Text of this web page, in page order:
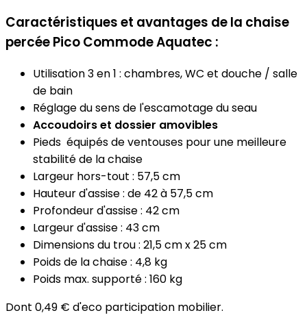
Caractéristiques et avantages de la chaise
percée Pico Commode Aquatec :
Utilisation 3 en 1 : chambres, WC et douche / salle
de bain
Réglage du sens de l'escamotage du seau
Accoudoirs et dossier amovibles
Pieds équipés de ventouses pour une meilleure
stabilité de la chaise
Largeur hors-tout : 57,5 cm
Hauteur d'assise : de 42 à 57,5 cm
Profondeur d'assise : 42 cm
Largeur d'assise : 43 cm
Dimensions du trou : 21,5 cm x 25 cm
Poids de la chaise : 4,8 kg
Poids max. supporté : 160 kg
Dont 0,49 € d'eco participation mobilier.